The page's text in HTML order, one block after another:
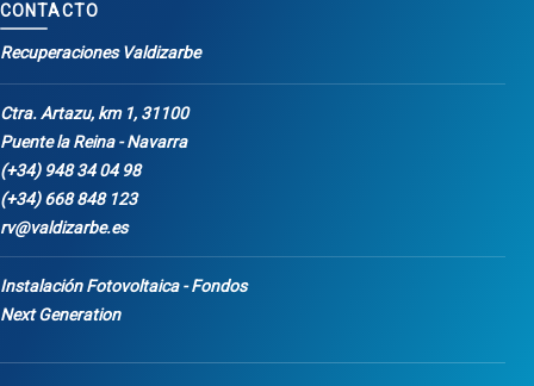
CONTACTO
Recuperaciones Valdizarbe
Ctra. Artazu, km 1, 31100
Puente la Reina - Navarra
(+34) 948 34 04 98
(+34) 668 848 123
rv@valdizarbe.es
Instalación Fotovoltaica - Fondos
Next Generation